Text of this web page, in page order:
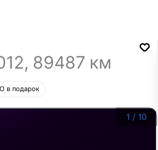
, 89487 км
в подарок
1 / 10